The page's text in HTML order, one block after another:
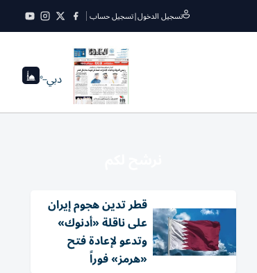
تسجيل الدخول|تسجيل حساب
دبي--°
قطر تدين هجوم إيران
على ناقلة «أدنوك»
وتدعو لإعادة فتح
«هرمز» فوراً